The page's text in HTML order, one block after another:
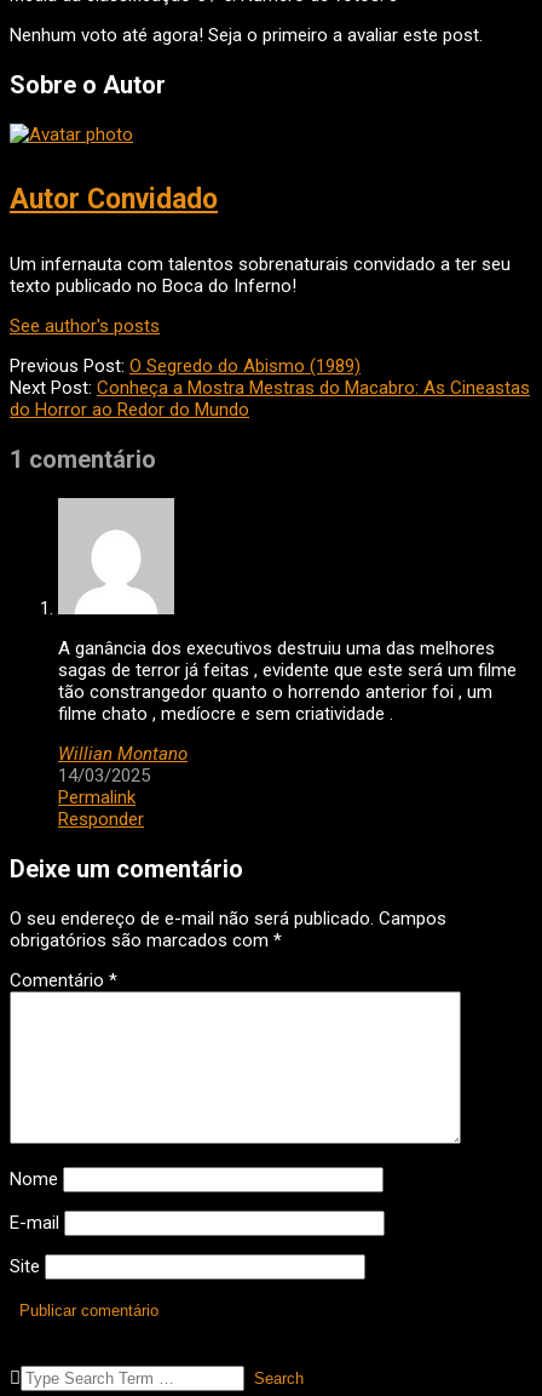
Nenhum voto até agora! Seja o primeiro a avaliar este post.
Sobre o Autor
Autor Convidado
Um infernauta com talentos sobrenaturais convidado a ter seu
texto publicado no Boca do Inferno!
See author's posts
2025-
03-
05
Previous Post: O Segredo do Abismo (1989)
Next Post: Conheça a Mostra Mestras do Macabro: As Cineastas
do Horror ao Redor do Mundo
1 comentário
A ganância dos executivos destruiu uma das melhores
sagas de terror já feitas , evidente que este será um filme
tão constrangedor quanto o horrendo anterior foi , um
filme chato , medíocre e sem criatividade .
Willian Montano
14/03/2025
Permalink
Responder
Deixe um comentário
O seu endereço de e-mail não será publicado. Campos
obrigatórios são marcados com *
Comentário *
Nome
E-mail
Site
Search